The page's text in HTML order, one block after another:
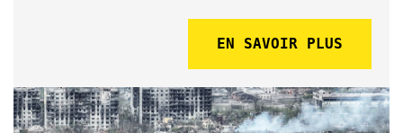
110 magasins et des 5 mil...
EN SAVOIR PLUS